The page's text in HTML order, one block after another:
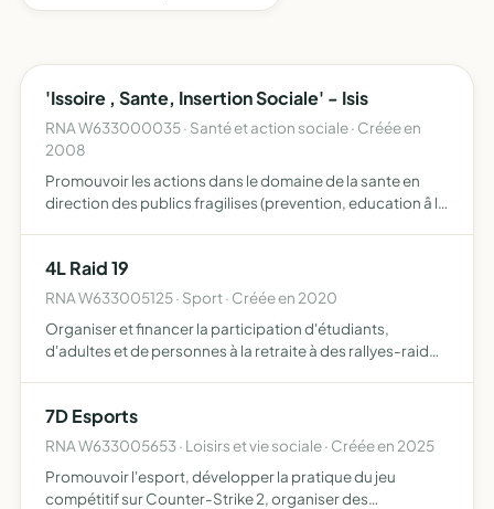
'Issoire , Sante, Insertion Sociale' - Isis
RNA W633000035 · Santé et action sociale · Créée en
2008
Promouvoir les actions dans le domaine de la sante en
direction des publics fragilises (prevention, education â la
4L Raid 19
RNA W633005125 · Sport · Créée en 2020
Organiser et financer la participation d'étudiants,
d'adultes et de personnes à la retraite à des rallyes-raid
7D Esports
RNA W633005653 · Loisirs et vie sociale · Créée en 2025
Promouvoir l'esport, développer la pratique du jeu
compétitif sur Counter-Strike 2, organiser des